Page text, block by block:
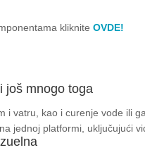
kliknite OVDE!
još mnogo toga
kao i curenje vode ili
jednoj platformi, uključujući